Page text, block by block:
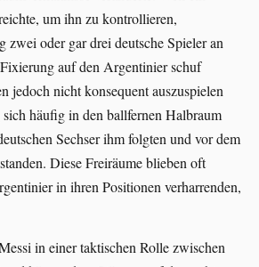
um ihn zu kontrollieren,
zwei oder gar drei deutsche Spieler an
auf den Argentinier schuf
jedoch nicht konsequent auszuspielen
häufig in den ballfernen Halbraum
Sechser ihm folgten und vor dem
Diese Freiräume blieben oft
in ihren Positionen verharrenden,
in einer taktischen Rolle zwischen